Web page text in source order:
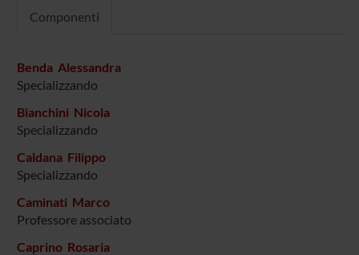
Componenti
Benda Alessandra
Specializzando
Bianchini Nicola
Specializzando
Caldana Filippo
Specializzando
Caminati Marco
Professore associato
Caprino Rosaria